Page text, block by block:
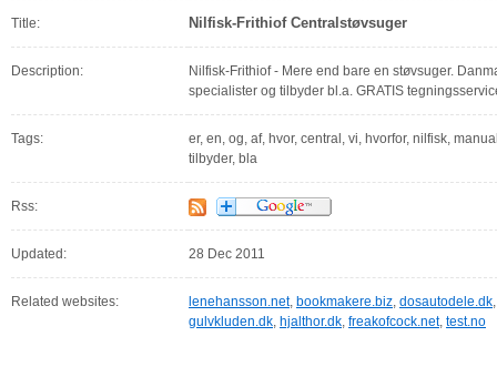
Title: Nilfisk-Frithiof Centralstøvsuger
Description:
Nilfisk-Frithiof - Mere end bare en støvsuger.
specialister og tilbyder bl.a. GRATIS
Tags:
er, en, og, af, hvor, central, vi, hvorfor, nilfisk,
tilbyder, bla
Rss:
Updated: 28 Dec 2011
Related websites: lenehansson.net, bookmakere.biz, dosautodele.dk
gulvkluden.dk, hjalthor.dk, freakofcock.net, test.no